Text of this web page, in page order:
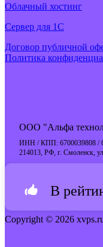
Облачный хостинг
Cервер для 1С
Договор публичной
Политика
ООО "Альфа
ИНН / КПП: 6700039808 /
214013, РФ, г. Смоленск,
В
Copyright © 2026